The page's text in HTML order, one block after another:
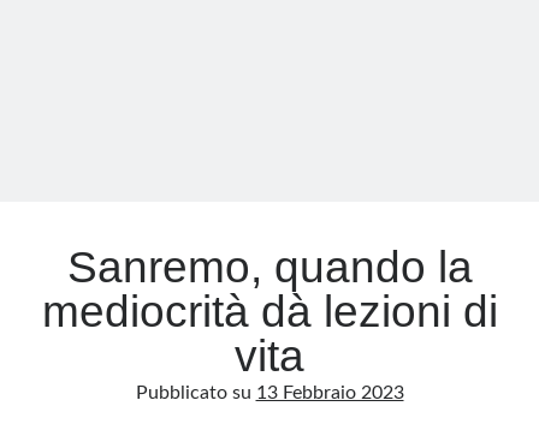
Sanremo, quando la
mediocrità dà lezioni di
vita
Pubblicato su 13 Febbraio 2023